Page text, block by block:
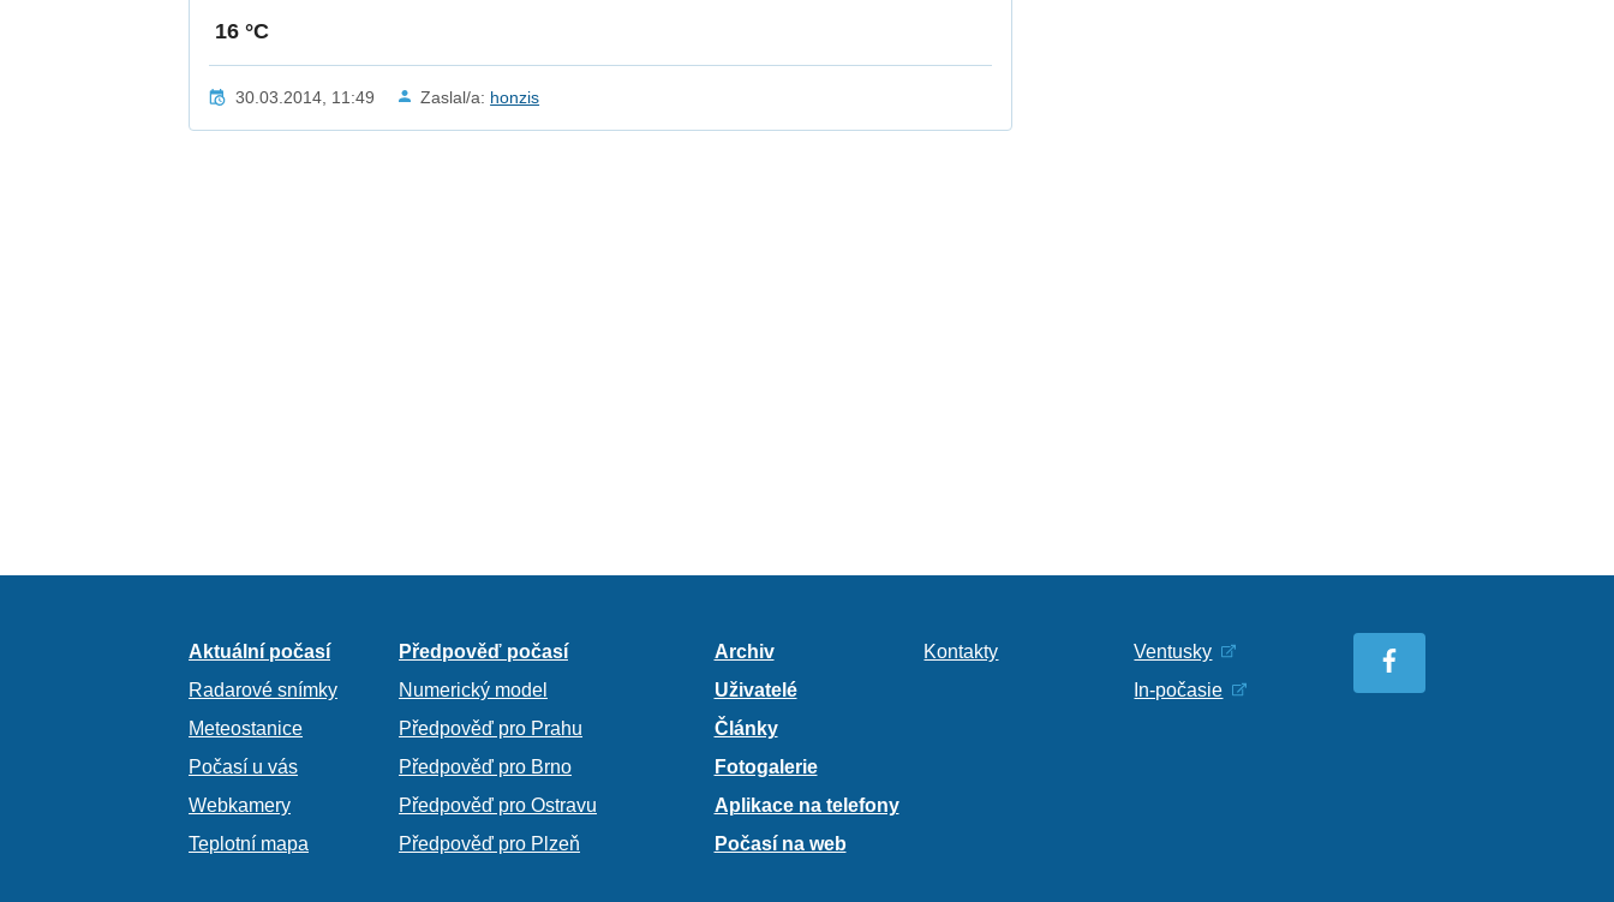
16 °C
30.03.2014, 11:49 Zaslal/a: honzis
Aktuální počasí
Radarové snímky
Meteostanice
Počasí u vás
Webkamery
Teplotní mapa
Předpověď počasí
Numerický model
Předpověď pro Prahu
Předpověď pro Brno
Předpověď pro Ostravu
Předpověď pro Plzeň
Archiv
Uživatelé
Články
Fotogalerie
Aplikace na telefony
Počasí na web
Kontakty
Ventusky
In-počasie